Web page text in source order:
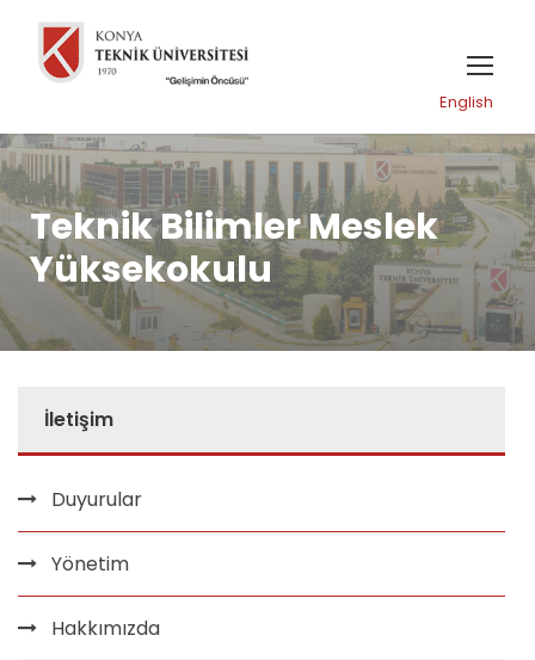
English
Teknik Bilimler Meslek
Yüksekokulu
İletişim
Duyurular
Yönetim
Hakkımızda